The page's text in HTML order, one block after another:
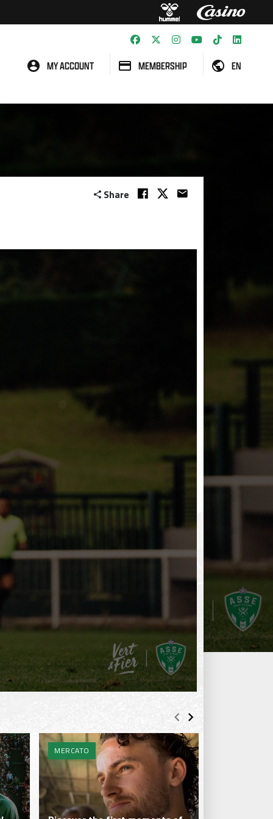
MY ACCOUNT MEMBERSHIP EN
Share
MERCATO